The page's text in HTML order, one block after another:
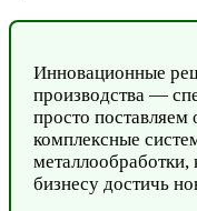
Инновационные
производства —
просто поставляем
комплексные
бизнесу достичь